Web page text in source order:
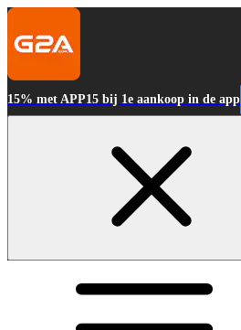
15% met APP15 bij 1e aankoop in de app